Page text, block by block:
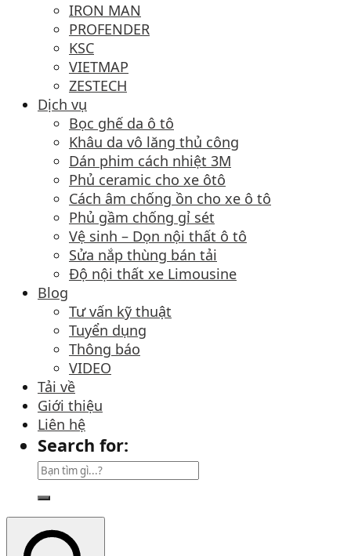
IRON MAN
PROFENDER
KSC
VIETMAP
ZESTECH
Dịch vụ
Bọc ghế da ô tô
Khâu da vô lăng thủ công
Dán phim cách nhiệt 3M
Phủ ceramic cho xe ôtô
Cách âm chống ồn cho xe ô tô
Phủ gầm chống gỉ sét
Vệ sinh – Dọn nội thất ô tô
Sửa nắp thùng bán tải
Độ nội thất xe Limousine
Blog
Tư vấn kỹ thuật
Tuyển dụng
Thông báo
VIDEO
Tải về
Giới thiệu
Liên hệ
Search for: